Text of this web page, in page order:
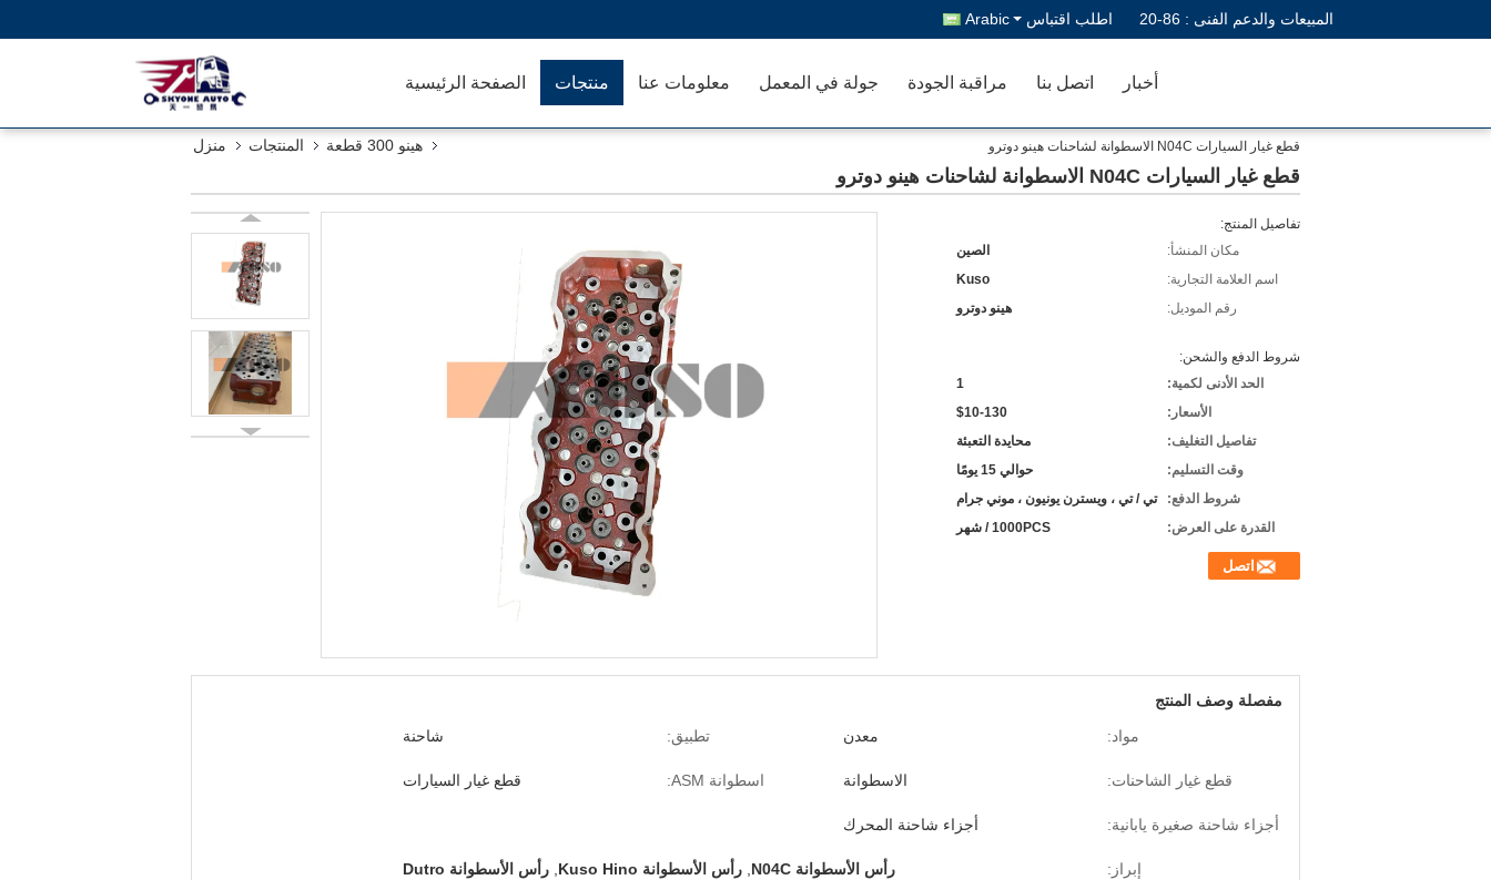
المبيعات والدعم الفنى : 86-20 اطلب اقتباس Arabic
الصفحة الرئيسية منتجات معلومات عنا جولة في المعمل مراقبة الجودة اتصل بنا أخبار
منزل المنتجات هينو 300 قطعة قطع غيار السيارات N04C الاسطوانة لشاحنات هينو دوترو
قطع غيار السيارات N04C الاسطوانة لشاحنات هينو دوترو
تفاصيل المنتج:
مكان المنشأ:
الصين
اسم العلامة التجارية:
Kuso
رقم الموديل:
هينو دوترو
شروط الدفع والشحن:
الحد الأدنى لكمية:
1
الأسعار:
$10-130
تفاصيل التغليف:
محايدة التعبئة
وقت التسليم:
حوالي 15 يومًا
شروط الدفع:
تي / تي ، ويسترن يونيون ، موني جرام
القدرة على العرض:
1000PCS / شهر
اتصل
مفصلة وصف المنتج
مواد:
معدن تطبيق: شاحنة
قطع غيار الشاحنات: الاسطوانة اسطوانة ASM: قطع غيار السيارات
أجزاء شاحنة صغيرة يابانية: أجزاء شاحنة المحرك
إبراز: رأس الأسطوانة N04C رأس الأسطوانة Kuso Hino
رأس الأسطوانة Dutro